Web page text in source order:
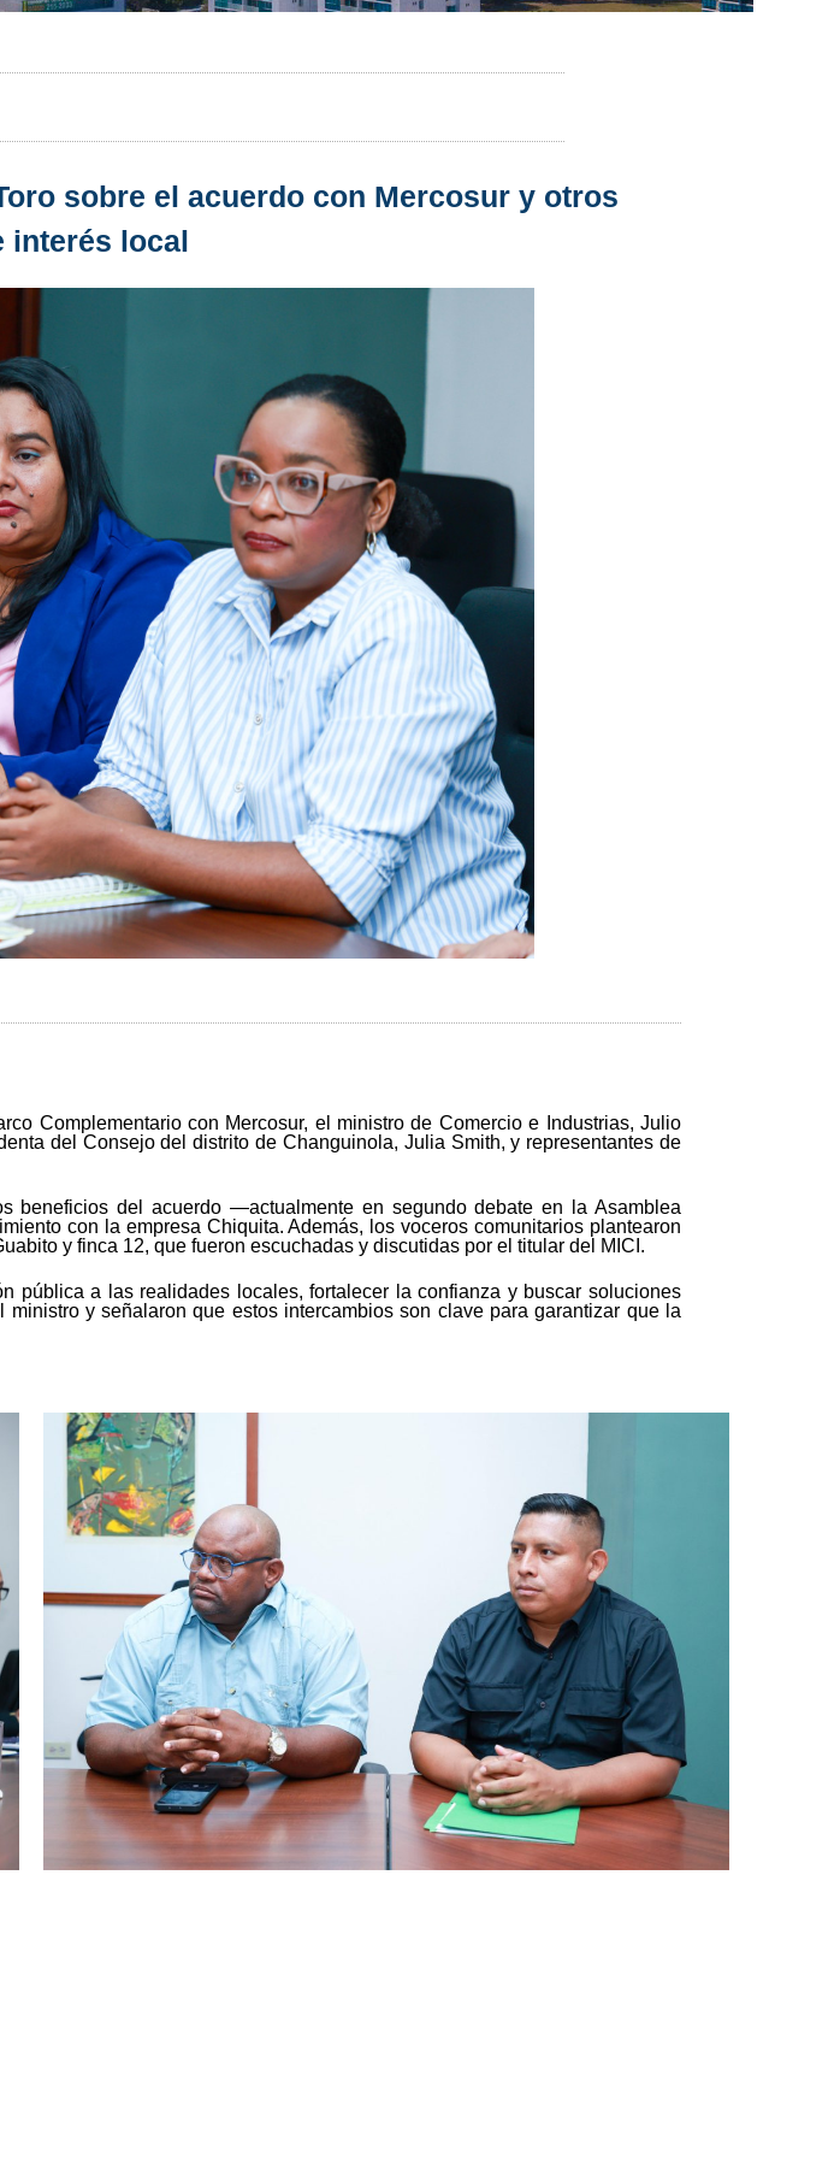
sobre el acuerdo con Mercosur y otros
interés local
Complementario con Mercosur, el ministro de Comercio e Industrias, Julio
del Consejo del distrito de Changuinola, Julia Smith, y representantes de
beneficios del acuerdo —actualmente en segundo debate en la Asamblea
con la empresa Chiquita. Además, los voceros comunitarios plantearon
y finca 12, que fueron escuchadas y discutidas por el titular del MICI.
pública a las realidades locales, fortalecer la confianza y buscar soluciones
y señalaron que estos intercambios son clave para garantizar que la